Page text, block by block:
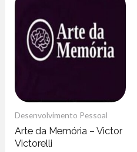
Desenvolvimento Pessoal
Arte da Memória – Victor
Victorelli